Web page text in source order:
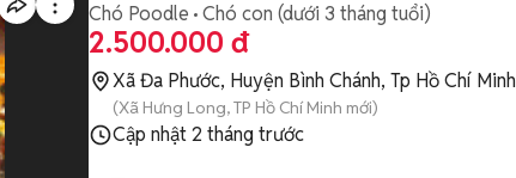
Chó Poodle Chó con (dưới 3 tháng tuổi)
2.500.000 đ
Xã Đa Phước, Huyện Bình Chánh, Tp Hồ Chí Minh
(Xã Hưng Long, TP Hồ Chí Minh mới)
Cập nhật2 tháng trước